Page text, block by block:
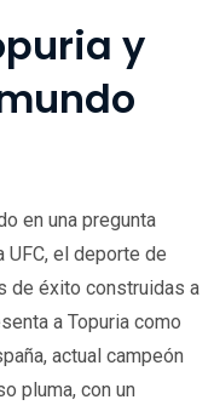
y
en una pregunta
UFC, el deporte de
de éxito construidas a
a Topuria como
actual campeón
pluma, con un